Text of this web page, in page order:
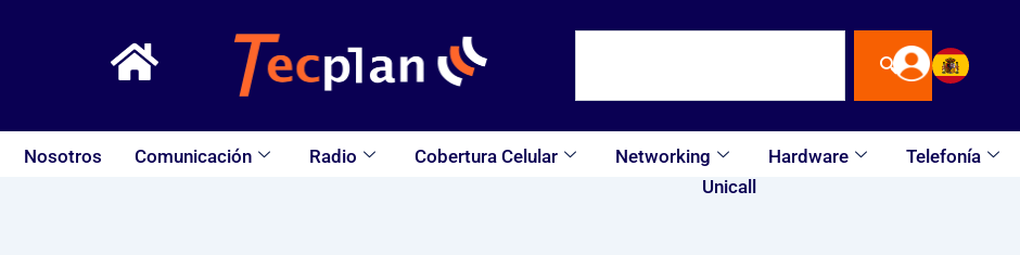
Nosotros Comunicación Radio Cobertura Celular Networking Hardware Telefonía
Unicall